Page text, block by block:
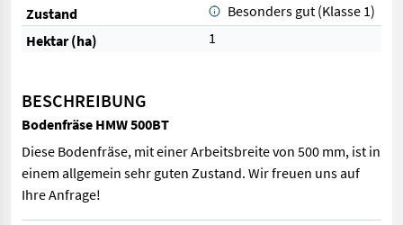
Zustand
Besonders gut (Klasse 1)
Hektar (ha)
1
BESCHREIBUNG
Bodenfräse HMW 500BT
Diese Bodenfräse, mit einer Arbeitsbreite von 500 mm, ist in
einem allgemein sehr guten Zustand. Wir freuen uns auf
Ihre Anfrage!
Diese Bodenfräse, mit einer Arbeitsbreite von 500 mm, ist in